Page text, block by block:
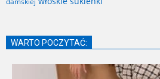
WARTO POCZYTAĆ: